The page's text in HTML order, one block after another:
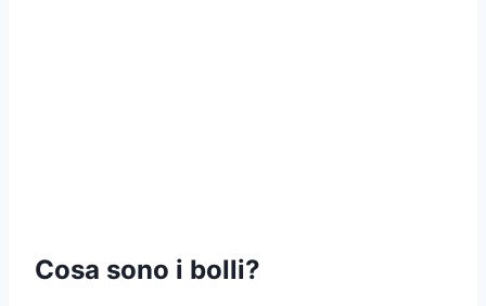
Cosa sono i bolli?